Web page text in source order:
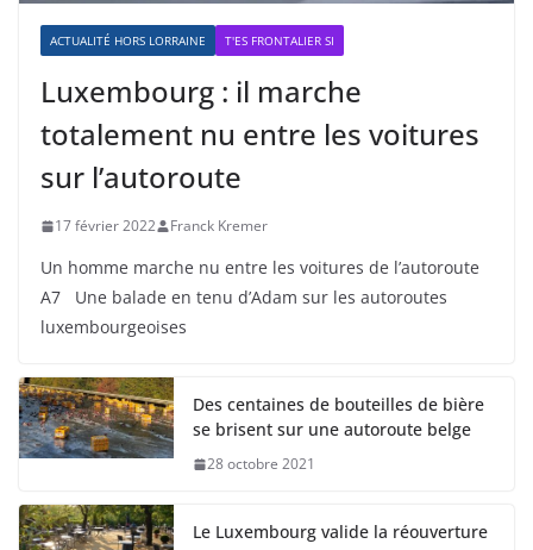
ACTUALITÉ HORS LORRAINE T'ES FRONTALIER SI
Luxembourg : il marche
totalement nu entre les voitures
sur l’autoroute
17 février 2022 Franck Kremer
Un homme marche nu entre les voitures de l’autoroute
A7 Une balade en tenu d’Adam sur les autoroutes
luxembourgeoises
Des centaines de bouteilles de bière
se brisent sur une autoroute belge
28 octobre 2021
Le Luxembourg valide la réouverture